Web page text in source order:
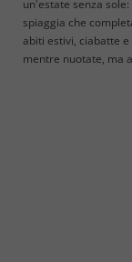
un'estate senza
spiaggia che
abiti estivi, ciabatte
mentre nuotate, ma